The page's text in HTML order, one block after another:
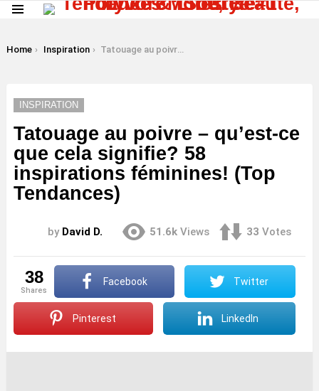
You are here:
Home Inspiration Tatouage au poivre – qu’est-ce que cela signifie? 58 inspirations féminines! (Top Tendances)
INSPIRATION
Tatouage au poivre – qu’est-ce
que cela signifie? 58
inspirations féminines! (Top
Tendances)
by David D. 51.6k Views 33 Votes
38
shares
Facebook Twitter
Pinterest LinkedIn